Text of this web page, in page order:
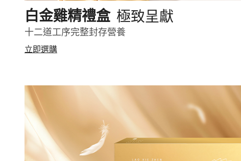
白金雞精禮盒 極致呈獻
十二道工序完整封存營養
立即選購